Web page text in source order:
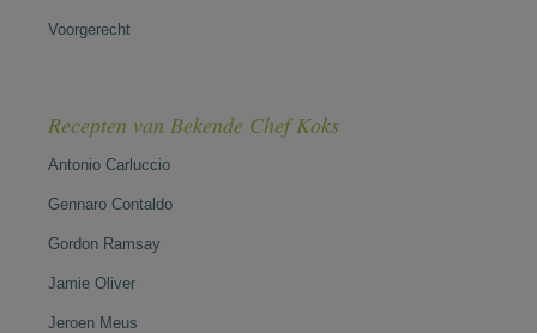
Voorgerecht
Recepten van Bekende Chef Koks
Antonio Carluccio
Gennaro Contaldo
Gordon Ramsay
Jamie Oliver
Jeroen Meus